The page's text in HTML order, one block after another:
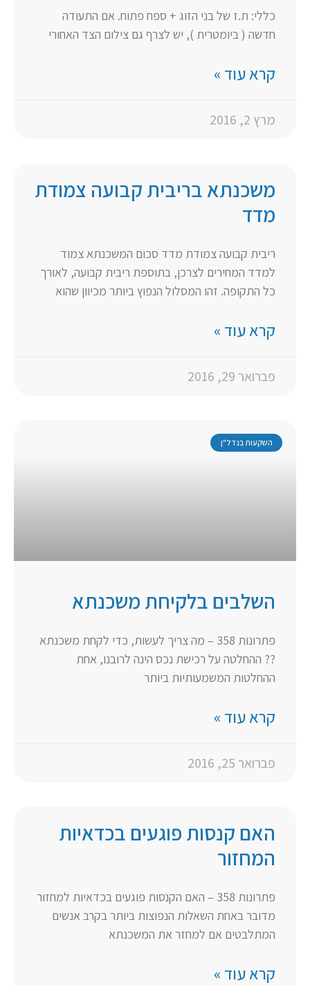
כללי: ת.ז של בני הזוג + ספח פתוח. אם התעודה
חדשה ( ביומטרית ), יש לצרף גם צילום הצד האחורי
קרא עוד »
מרץ 2, 2016
משכנתא בריבית קבועה צמודת
מדד
ריבית קבועה צמודת מדד סכום המשכנתא צמוד
למדד המחירים לצרכן, בתוספת ריבית קבועה, לאורך
כל התקופה. זהו המסלול הנפוץ ביותר מכיוון שהוא
קרא עוד »
פברואר 29, 2016
השקעות בנדל"ן
השלבים בלקיחת משכנתא
פתרונות 358 – מה צריך לעשות, כדי לקחת משכנתא
?? ההחלטה על רכישת נכס הינה לרובנו, אחת
ההחלטות המשמעותיות ביותר
קרא עוד »
פברואר 25, 2016
האם קנסות פוגעים בכדאיות
המחזור
פתרונות 358 – האם הקנסות פוגעים בכדאיות למחזור
מדובר באחת השאלות הנפוצות ביותר בקרב אנשים
המתלבטים אם למחזר את המשכנתא
קרא עוד »